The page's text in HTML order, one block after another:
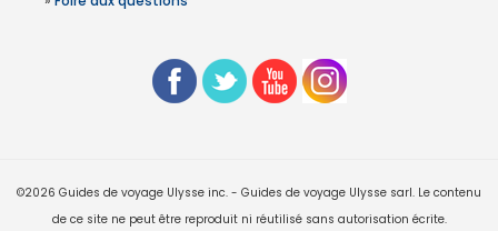
©2026 Guides de voyage Ulysse inc. - Guides de voyage Ulysse sarl. Le contenu
de ce site ne peut être reproduit ni réutilisé sans autorisation écrite.